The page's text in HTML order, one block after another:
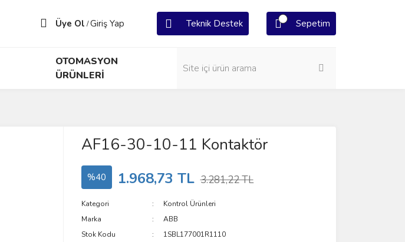
Üye Ol /Giriş Yap Teknik Destek Sepetim
OTOMASYON
ÜRÜNLERİ
AF16-30-10-11 Kontaktör
%40 1.968,73 TL 3.281,22 TL
Kategori
Kontrol Ürünleri
Marka
ABB
Stok Kodu
1SBL177001R1110